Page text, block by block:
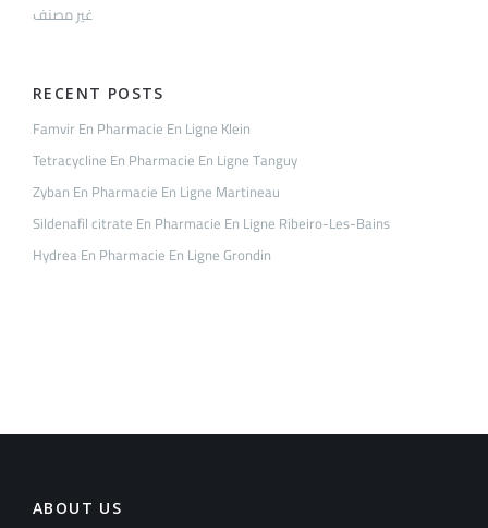
غير مصنف
RECENT POSTS
Famvir En Pharmacie En Ligne Klein
Tetracycline En Pharmacie En Ligne Tanguy
Zyban En Pharmacie En Ligne Martineau
Sildenafil citrate En Pharmacie En Ligne Ribeiro-Les-Bains
Hydrea En Pharmacie En Ligne Grondin
ABOUT US